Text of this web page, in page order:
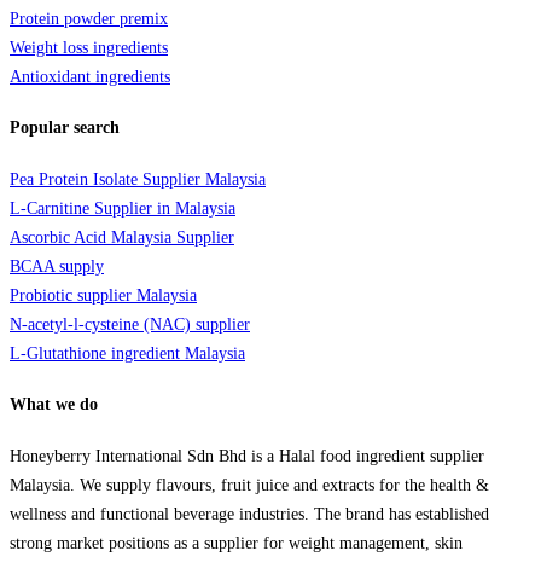
Protein powder premix
Weight loss ingredients
Antioxidant ingredients
Popular search
Pea Protein Isolate Supplier Malaysia
L-Carnitine Supplier in Malaysia
Ascorbic Acid Malaysia Supplier
BCAA supply
Probiotic supplier Malaysia
N-acetyl-l-cysteine (NAC) supplier
L-Glutathione ingredient Malaysia
What we do
Honeyberry International Sdn Bhd is a Halal food ingredient supplier
Malaysia. We supply flavours, fruit juice and extracts for the health &
wellness and functional beverage industries. The brand has established
strong market positions as a supplier for weight management, skin